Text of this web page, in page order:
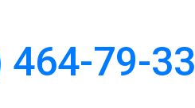
464-79-33